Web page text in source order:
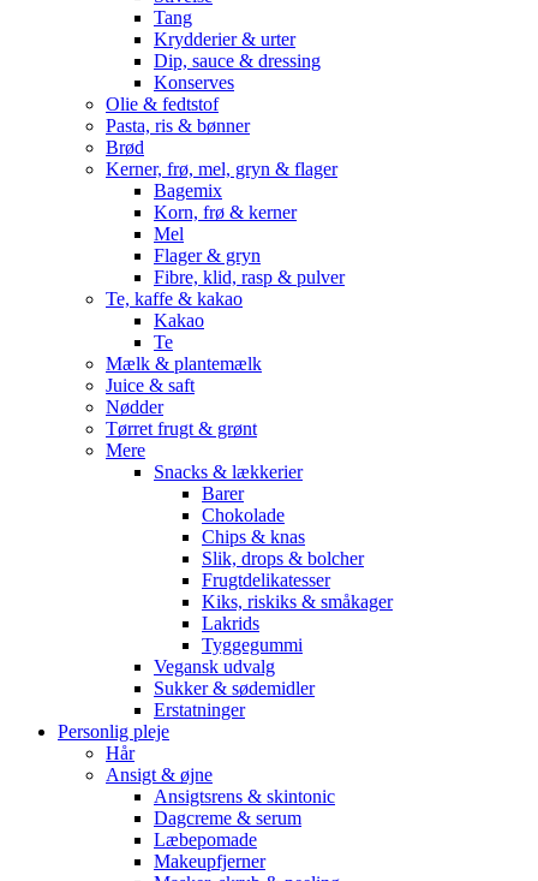
Tang
Krydderier & urter
Dip, sauce & dressing
Konserves
Olie & fedtstof
Pasta, ris & bønner
Brød
Kerner, frø, mel, gryn & flager
Bagemix
Korn, frø & kerner
Mel
Flager & gryn
Fibre, klid, rasp & pulver
Te, kaffe & kakao
Kakao
Te
Mælk & plantemælk
Juice & saft
Nødder
Tørret frugt & grønt
Mere
Snacks & lækkerier
Barer
Chokolade
Chips & knas
Slik, drops & bolcher
Frugtdelikatesser
Kiks, riskiks & småkager
Lakrids
Tyggegummi
Vegansk udvalg
Sukker & sødemidler
Erstatninger
Personlig pleje
Hår
Ansigt & øjne
Ansigtsrens & skintonic
Dagcreme & serum
Læbepomade
Makeupfjerner